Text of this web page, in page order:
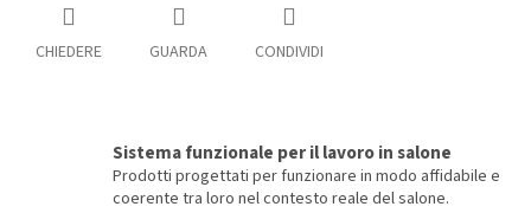
CHIEDERE GUARDA CONDIVIDI
Sistema funzionale per il lavoro in salone
Prodotti progettati per funzionare in modo affidabile e
coerente tra loro nel contesto reale del salone.